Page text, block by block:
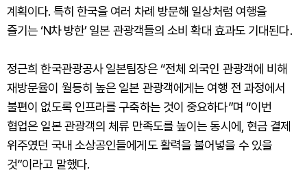
계획이다. 특히 한국을 여러 차례 방문해 일상처럼 여행을
즐기는 ‘N차 방한’ 일본 관광객들의 소비 확대 효과도 기대된다.
정근희 한국관광공사 일본팀장은 “전체 외국인 관광객에 비해
재방문율이 월등히 높은 일본 관광객에게는 여행 전 과정에서
불편이 없도록 인프라를 구축하는 것이 중요하다”며 “이번
협업은 일본 관광객의 체류 만족도를 높이는 동시에, 현금 결제
위주였던 국내 소상공인들에게도 활력을 불어넣을 수 있을
것”이라고 말했다.